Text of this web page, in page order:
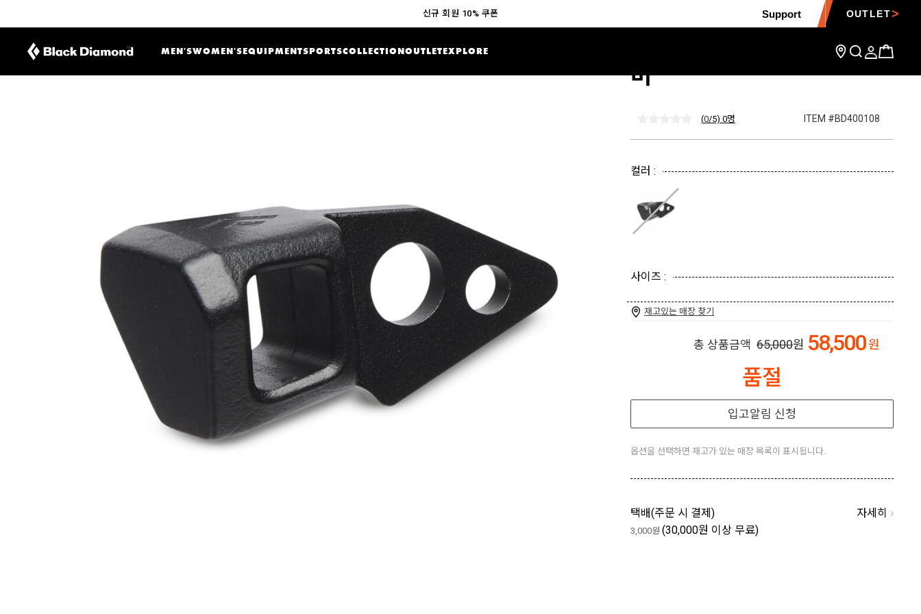
신규 회원 10% 쿠폰 Support OUTLET
MEN'SWOMEN'SEQUIPMENTSPORTSCOLLECTIONOUTLETEXPLORE
하이드라 아이스 알파인 해
머
(0/5) 0명 ITEM #BD400108
컬러 :
사이즈 :
재고있는 매장 찾기
총 상품금액 65,000원 58,500원
품절
입고알림 신청
옵션을 선택하면 재고가 있는 매장 목록이 표시됩니다.
택배(주문 시 결제 ) 자세히
3,000원 (30,000원 이상 무료)